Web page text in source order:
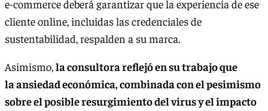
e-commerce deberá garantizar que la experiencia de ese
cliente online, incluidas las credenciales de
sustentabilidad, respalden a su marca.
Asimismo,la consultora reflejó en su trabajo que
la ansiedad económica, combinada con el pesimismo
sobre el posible resurgimiento del virus y el impacto